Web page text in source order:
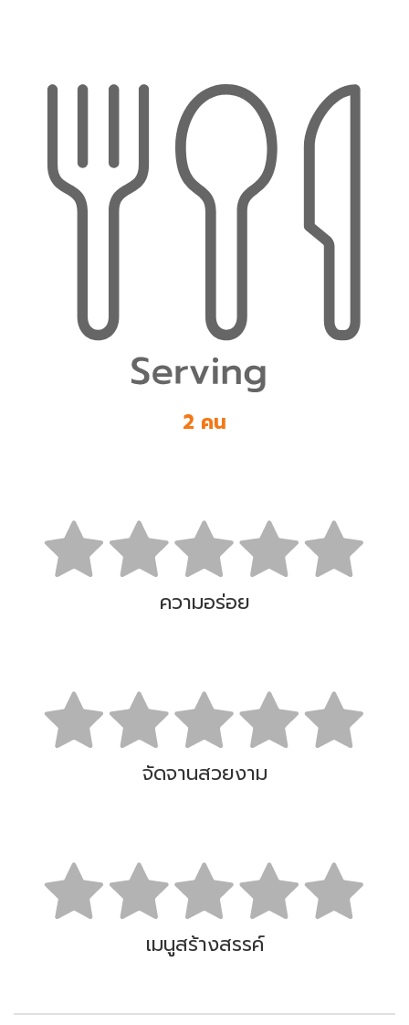
2 คน
ความอร่อย
จัดจานสวยงาม
เมนูสร้างสรรค์